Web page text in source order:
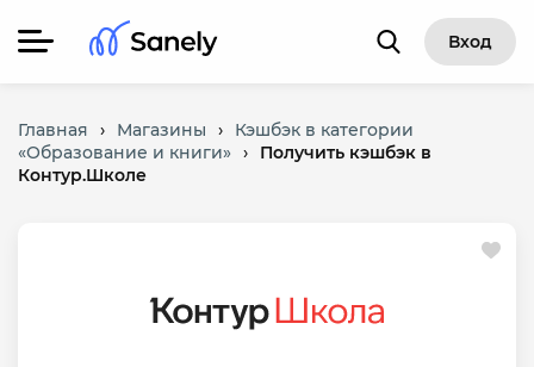
Вход
Главная › Магазины ›
Кэшбэк в категории
«Образование и книги» ›
Получить кэшбэк в
Контур.Школе